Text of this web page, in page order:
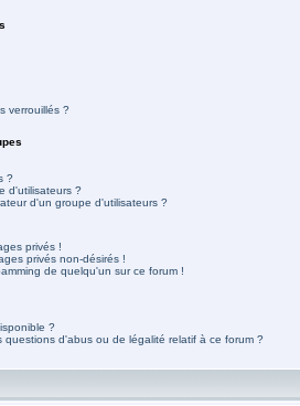
verrouillés ?
?
d'utilisateurs ?
d'un groupe d'utilisateurs ?
privés !
privés non-désirés !
de quelqu'un sur ce forum !
?
d'abus ou de légalité relatif à ce forum ?